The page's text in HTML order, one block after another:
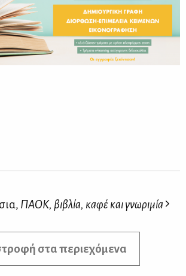
ΠΑΟΚ, βιβλία, καφέ και γνωριμία
στα περιεχόμενα